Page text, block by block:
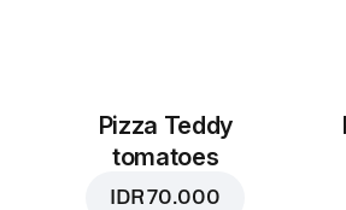
Pizza Teddy
tomatoes
IDR 70.000